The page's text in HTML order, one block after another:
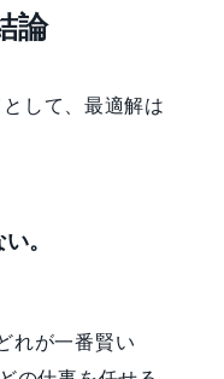
論
して、最適解は
。
れが一番賢い